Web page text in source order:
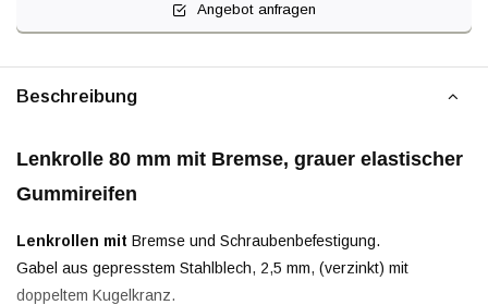
Angebot anfragen
Beschreibung
Lenkrolle 80 mm mit Bremse, grauer elastischer
Gummireifen
Lenkrollen mit Bremse und Schraubenbefestigung.
Gabel aus gepresstem Stahlblech, 2,5 mm, (verzinkt) mit
doppeltem Kugelkranz.